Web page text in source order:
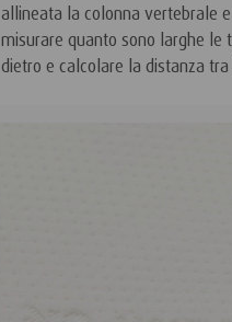
allineata la colonna vertebrale
misurare quanto sono larghe le
dietro e calcolare la distanza